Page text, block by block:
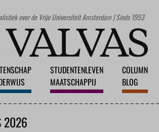
over de Vrije Universiteit Amsterdam | Sinds 1953
STUDENTENLEVEN
MAATSCHAPPIJ
COLUMN
BLOG
2026